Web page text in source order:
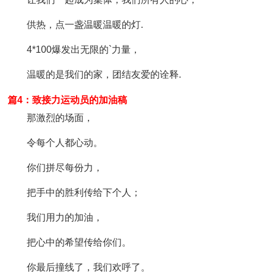
供热，点一盏温暖温暖的灯.
4*100爆发出无限的`力量，
温暖的是我们的家，团结友爱的诠释.
篇4：致接力运动员的加油稿
那激烈的场面，
令每个人都心动。
你们拼尽每份力，
把手中的胜利传给下个人；
我们用力的加油，
把心中的希望传给你们。
你最后撞线了，我们欢呼了。